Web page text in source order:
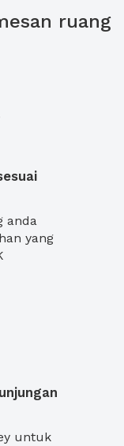
ruang
anda
yang
untuk